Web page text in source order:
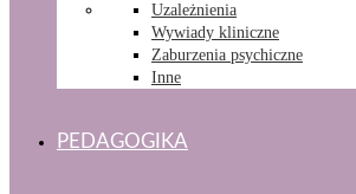
Uzależnienia
Wywiady kliniczne
Zaburzenia psychiczne
Inne
PEDAGOGIKA